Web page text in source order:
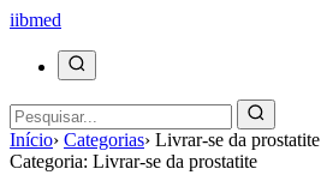
iibmed
Início› Categorias› Livrar-se da prostatite
Categoria: Livrar-se da prostatite